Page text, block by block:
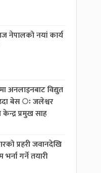
नेपालको नयां कार्य
अनलाइनबाट विद्युत
बेस ः जलेश्वर
प्रमुख साह
प्रहरी जवानदेखि
गर्ने तयारी